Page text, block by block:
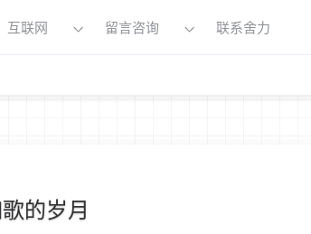
互联网 留言咨询 联系舍力
的岁月